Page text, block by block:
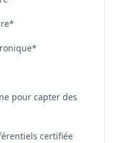
pour capter des
certifiée